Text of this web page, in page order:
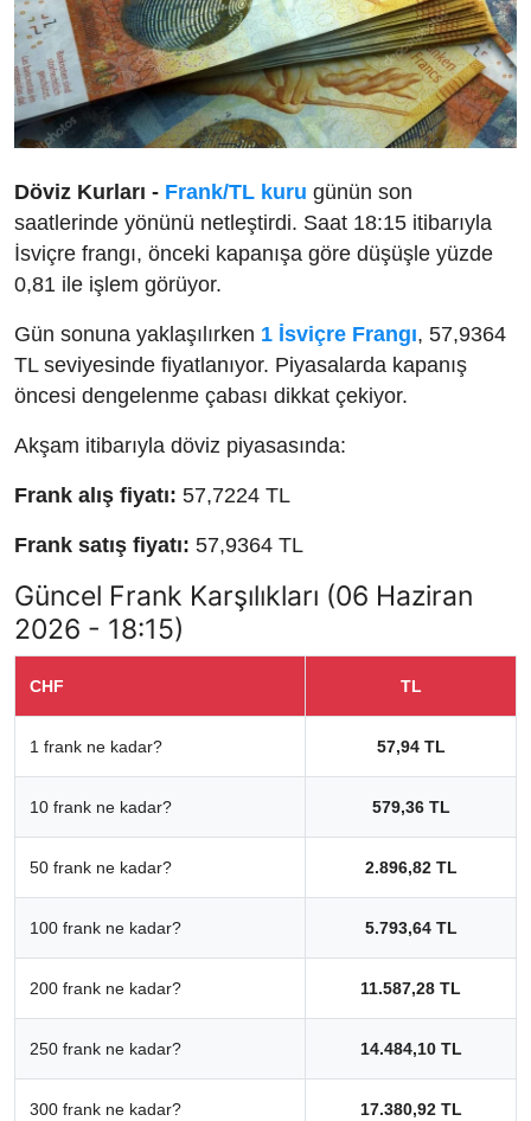
Döviz Kurları - Frank/TL kuru günün son
saatlerinde yönünü netleştirdi. Saat 18:15 itibarıyla
İsviçre frangı, önceki kapanışa göre düşüşle yüzde
0,81 ile işlem görüyor.
Gün sonuna yaklaşılırken 1 İsviçre Frangı, 57,9364
TL seviyesinde fiyatlanıyor. Piyasalarda kapanış
öncesi dengelenme çabası dikkat çekiyor.
Akşam itibarıyla döviz piyasasında:
Frank alış fiyatı: 57,7224 TL
Frank satış fiyatı: 57,9364 TL
Güncel Frank Karşılıkları (06 Haziran
2026 - 18:15)
CHF TL
1 frank ne kadar? 57,94 TL
10 frank ne kadar? 579,36 TL
50 frank ne kadar? 2.896,82 TL
100 frank ne kadar? 5.793,64 TL
200 frank ne kadar? 11.587,28 TL
250 frank ne kadar? 14.484,10 TL
300 frank ne kadar? 17.380,92 TL